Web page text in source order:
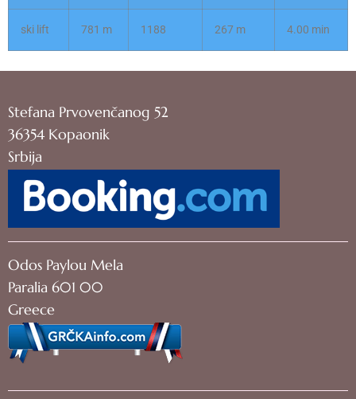
ski lift 781 m 1188 267 m 4.00 min
Stefana Prvovenčanog 52
36354 Kopaonik
Srbija
Odos Paylou Mela
Paralia 601 00
Greece